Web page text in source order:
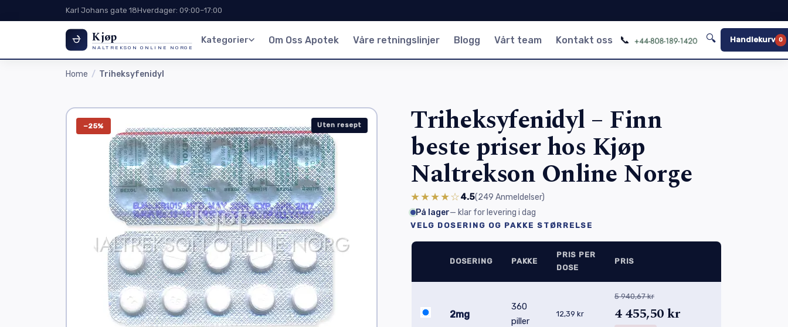
Karl Johans gate 18Hverdager: 09:00–17:00
Kjøp
NALTREKSON ONLINE NORGE
Kategorier Om Oss Apotek Våre retningslinjer Blogg Vårt team Kontakt oss 📞 🔍 Handlekurv 0
Home Triheksyfenidyl
−25% Uten resept Triheksyfenidyl – Finn
beste priser hos Kjøp
Naltrekson Online Norge
★★★★☆4.5(249 Anmeldelser)
På lager— klar for levering i dag
VELG DOSERING OG PAKKE STØRRELSE
DOSERING PAKKE
PRIS PER
DOSE
PRIS
2mg
360
piller
12,39 kr
5 940,67 kr
4 455,50 kr